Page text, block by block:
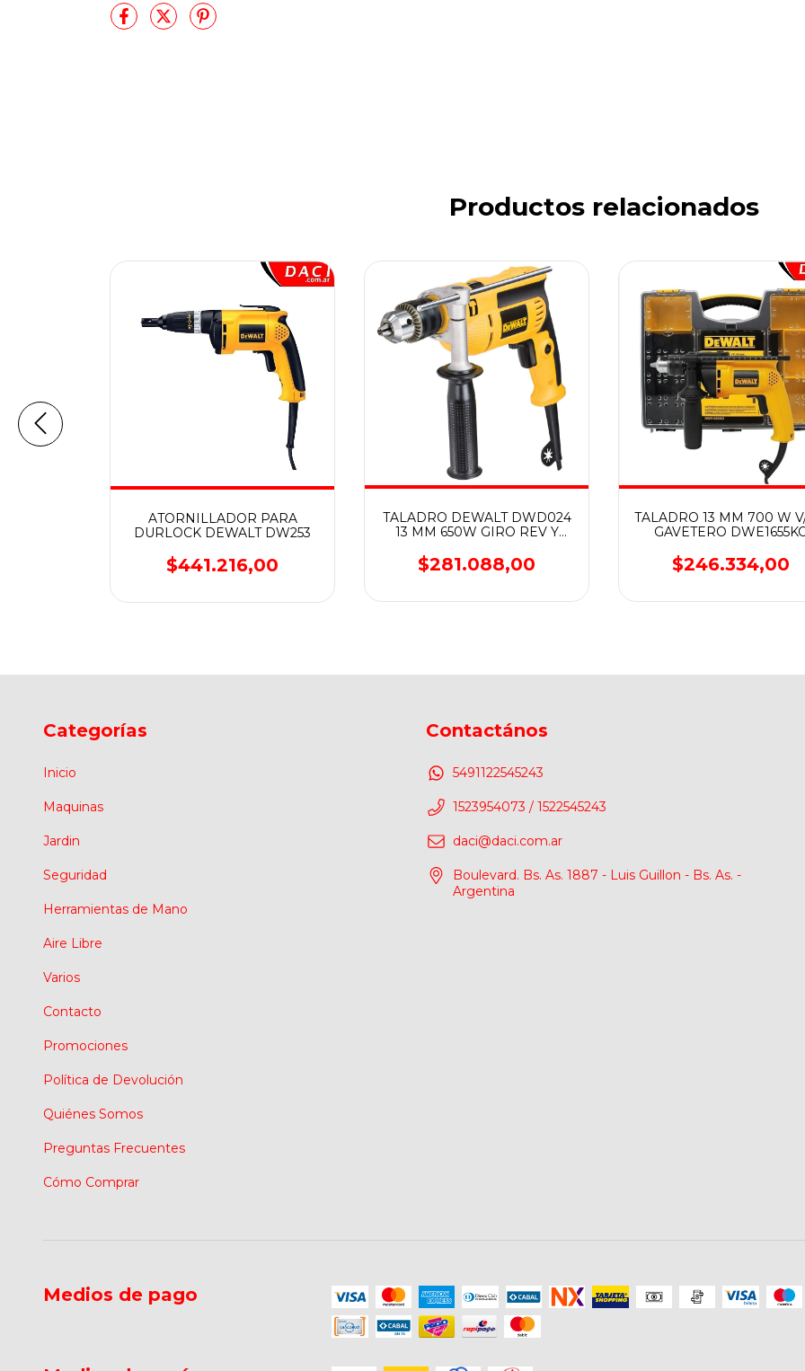
Productos relacionados
ATORNILLADOR PARA
DURLOCK DEWALT DW253
$441.216,00
TALADRO DEWALT DWD024
13 MM 650W GIRO REV Y
$281.088,00
TALADRO 13 MM 700 W
GAVETERO
$246.334,00
Categorías
Inicio
Maquinas
Jardin
Seguridad
Herramientas de Mano
Aire Libre
Varios
Contacto
Promociones
Política de Devolución
Quiénes Somos
Preguntas Frecuentes
Cómo Comprar
Contactános
5491122545243
1523954073 / 1522545243
daci@daci.com.ar
Boulevard. Bs. As. 1887 - Luis Guillon - Bs. As. -
Argentina
Medios de pago